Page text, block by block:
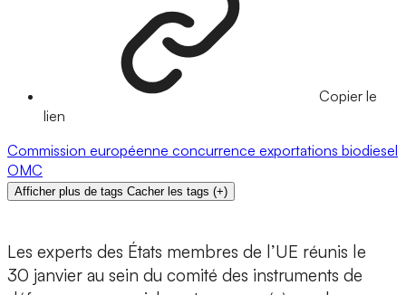
Copier le
lien
Commission européenne concurrence exportations biodiesel
OMC
Afficher plus de tags Cacher les tags (+)
Les experts des États membres de l’UE réunis le
30 janvier au sein du comité des instruments de